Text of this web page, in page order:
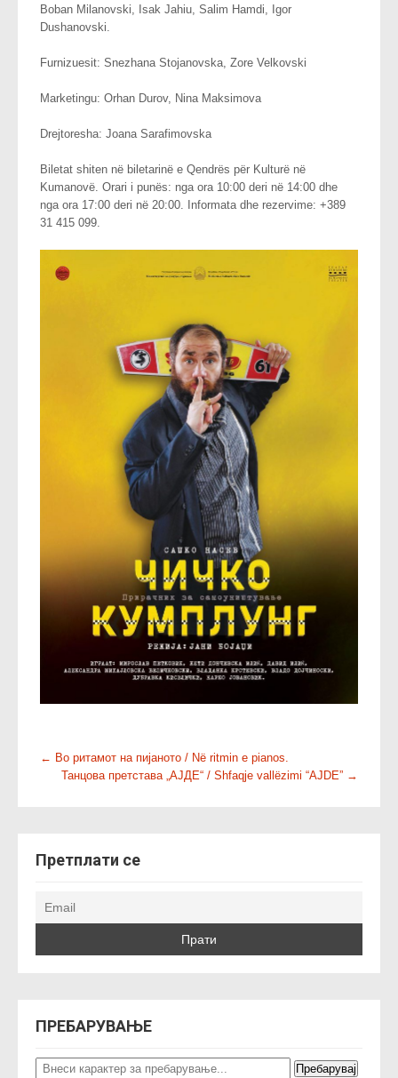
Boban Milanovski, Isak Jahiu, Salim Hamdi, Igor
Dushanovski.
Furnizuesit: Snezhana Stojanovska, Zore Velkovski
Marketingu: Orhan Durov, Nina Maksimova
Drejtoresha: Joana Sarafimovska
Biletat shiten në biletarinë e Qendrës për Kulturë në
Kumanovë. Orari i punës: nga ora 10:00 deri në 14:00 dhe
nga ora 17:00 deri në 20:00. Informata dhe rezervime: +389
31 415 099.
P
n
a
a
o
← Во ритамот на пијаното / Në ritmin e pianos.
Танцова претстава „АЈДЕ“ / Shfaqje vallëzimi “AJDE” →
Претплати се
ПРЕБАРУВАЊЕ